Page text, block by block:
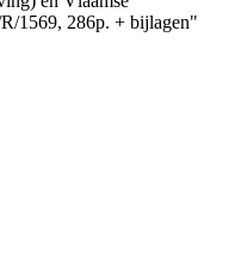
1569, 286p. + bijlagen"